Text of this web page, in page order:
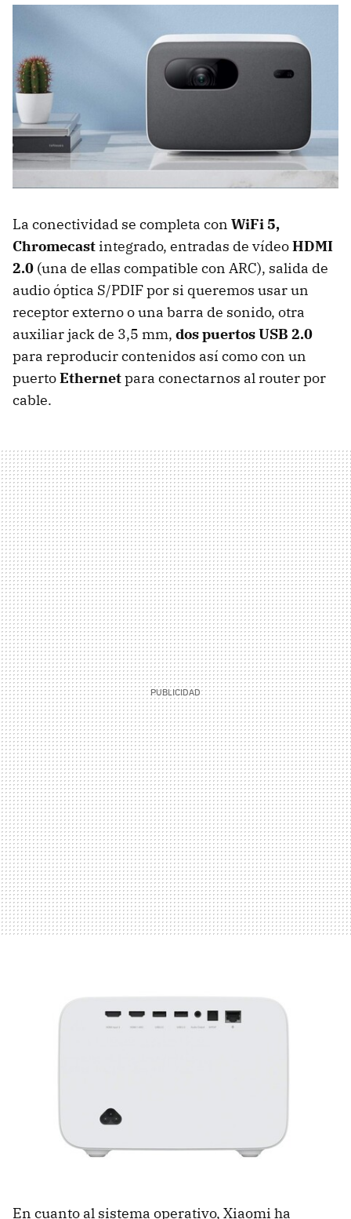
La conectividad se completa con WiFi 5,
Chromecast integrado, entradas de vídeoHDMI
2.0 (una de ellas compatible con ARC), salida de
audio óptica S/PDIF por si queremos usar un
receptor externo o una barra de sonido, otra
auxiliar jack de 3,5 mm, dos puertos USB 2.0
para reproducir contenidos así como con un
puertoEthernetpara conectarnos al router por
cable.
En cuanto al sistema operativo, Xiaomi ha